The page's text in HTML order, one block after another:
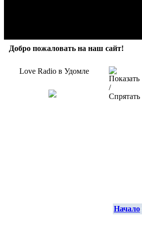
Добро пожаловать на наш сайт!
Love Radio в Удомле
Начало